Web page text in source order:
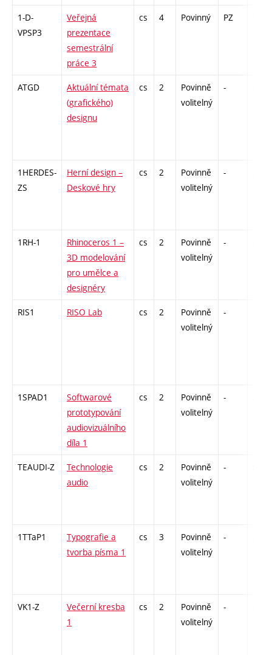
1-D-
VPSP3
Veřejná
prezentace
semestrální
práce 3
cs 4 Povinný PZ
ATGD
Aktuální témata
(grafického)
designu
cs 2
Povinně
volitelný
-
1HERDES-
ZS
Herní design –
Deskové hry
cs 2
Povinně
volitelný
-
1RH-1
Rhinoceros 1 –
3D modelování
pro umělce a
designéry
cs 2
Povinně
volitelný
-
RIS1 RISO Lab cs 2
Povinně
volitelný
-
1SPAD1
Softwarové
prototypování
audiovizuálního
díla 1
cs 2
Povinně
volitelný
-
TEAUDI-Z
Technologie
audio
cs 2
Povinně
volitelný
-
1TTaP1
Typografie a
tvorba písma 1
cs 3
Povinně
volitelný
-
VK1-Z
Večerní kresba
1
cs 2
Povinně
volitelný
-